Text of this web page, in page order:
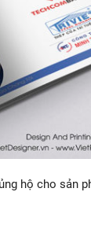
hộ cho sản